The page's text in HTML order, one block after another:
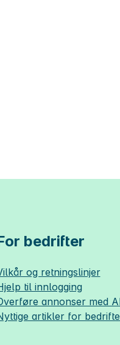
bedrifter
og retningslinjer
til innlogging
annonser med
artikler for